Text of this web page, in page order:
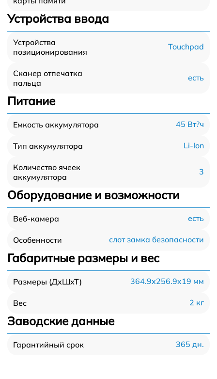
Устройства ввода
Устройства
позиционирования
Touchpad
Сканер отпечатка
пальца
есть
Питание
Емкость аккумулятора 45 Вт?ч
Тип аккумулятора Li-Ion
Количество ячеек
аккумулятора
3
Оборудование и возможности
Веб-камера есть
Особенности слот замка безопасности
Габаритные размеры и вес
Размеры (ДхШхТ) 364.9x256.9x19 мм
Вес 2 кг
Заводские данные
Гарантийный срок 365 дн.